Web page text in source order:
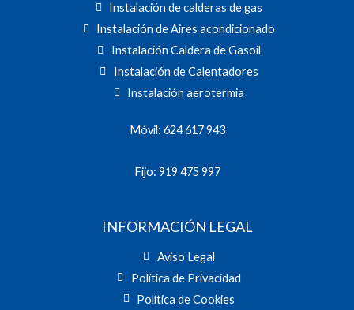
Instalación de calderas de gas
Instalación de Aires acondicionado
Instalación Caldera de Gasoil
Instalación de Calentadores
Instalación aerotermia
Móvil: 624 617 943
Fijo: 919 475 997
INFORMACIÓN LEGAL
Aviso Legal
Política de Privacidad
Política de Cookies